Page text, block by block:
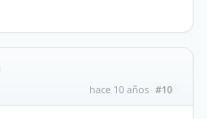
hace 10 años #10